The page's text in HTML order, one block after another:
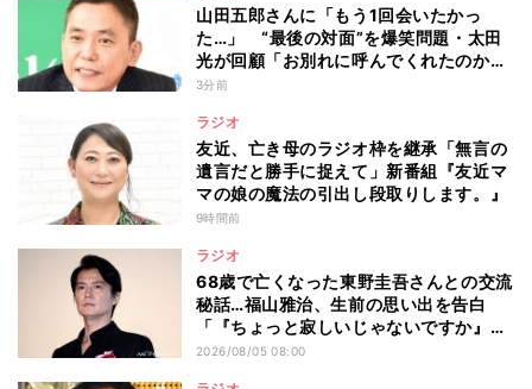
山田五郎さんに「もう1回会いたかっ
た…」 “最後の対面”を爆笑問題・太田
光が回顧「お別れに呼んでくれたのか
な」
3分前
ラジオ
友近、亡き母のラジオ枠を継承「無言の
遺言だと勝手に捉えて」新番組『友近マ
マの娘の魔法の引出し段取りします。』
9時間前
ラジオ
68歳で亡くなった東野圭吾さんとの交流
秘話…福山雅治、生前の思い出を告白
「『ちょっと寂しいじゃないですか』と
言われ…」
2026/08/05 08:00